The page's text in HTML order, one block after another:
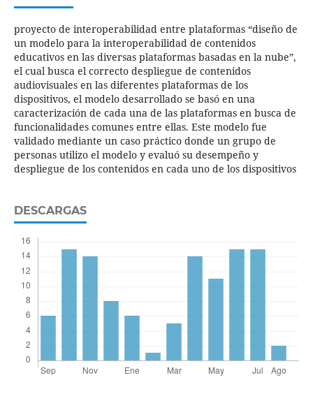
proyecto de interoperabilidad entre plataformas “diseño de
un modelo para la interoperabilidad de contenidos
educativos en las diversas plataformas basadas en la nube”,
el cual busca el correcto despliegue de contenidos
audiovisuales en las diferentes plataformas de los
dispositivos, el modelo desarrollado se basó en una
caracterización de cada una de las plataformas en busca de
funcionalidades comunes entre ellas. Este modelo fue
validado mediante un caso práctico donde un grupo de
personas utilizo el modelo y evaluó su desempeño y
despliegue de los contenidos en cada uno de los dispositivos
DESCARGAS